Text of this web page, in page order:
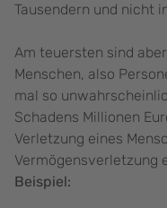
Tausendern und nicht
Am teuersten sind
Menschen, also
mal so
Schadens Millionen
Verletzung eines
Vermögensverletzung
Beispiel: